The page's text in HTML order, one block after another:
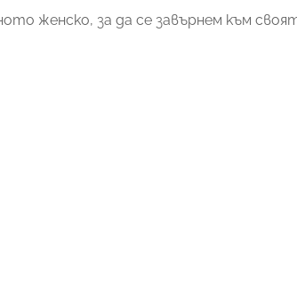
женско, за да се завърнем към